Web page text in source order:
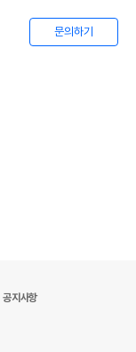
문의하기
공지사항